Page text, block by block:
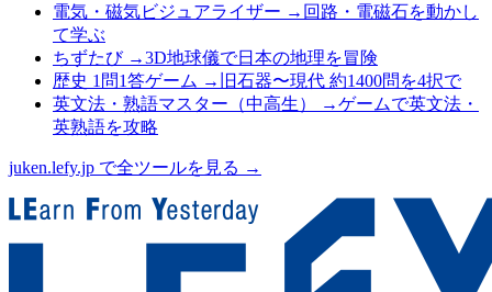
電気・磁気ビジュアライザー → 回路・電磁石を動かし
て学ぶ
ちずたび→3D地球儀で日本の地理を冒険
歴史 1問1答ゲーム → 旧石器〜現代 約1400問を4択で
英文法・熟語マスター（中高生）
→ゲームで英文法・
英熟語を攻略
juken.lefy.jp で全ツールを見る →